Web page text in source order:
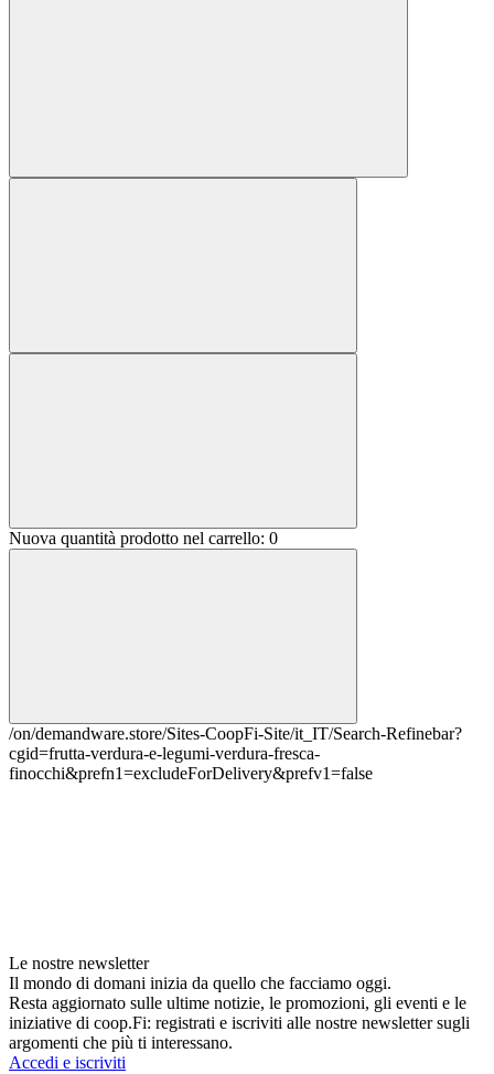
Nuova quantità prodotto nel carrello: 0
/on/demandware.store/Sites-CoopFi-Site/it_IT/Search-Refinebar?
cgid=frutta-verdura-e-legumi-verdura-fresca-
finocchi&prefn1=excludeForDelivery&prefv1=false
Le nostre newsletter
Il mondo di domani inizia da quello che facciamo oggi.
Resta aggiornato sulle ultime notizie, le promozioni, gli eventi e le
iniziative di coop.Fi: registrati e iscriviti alle nostre newsletter sugli
argomenti che più ti interessano.
Accedi e iscriviti